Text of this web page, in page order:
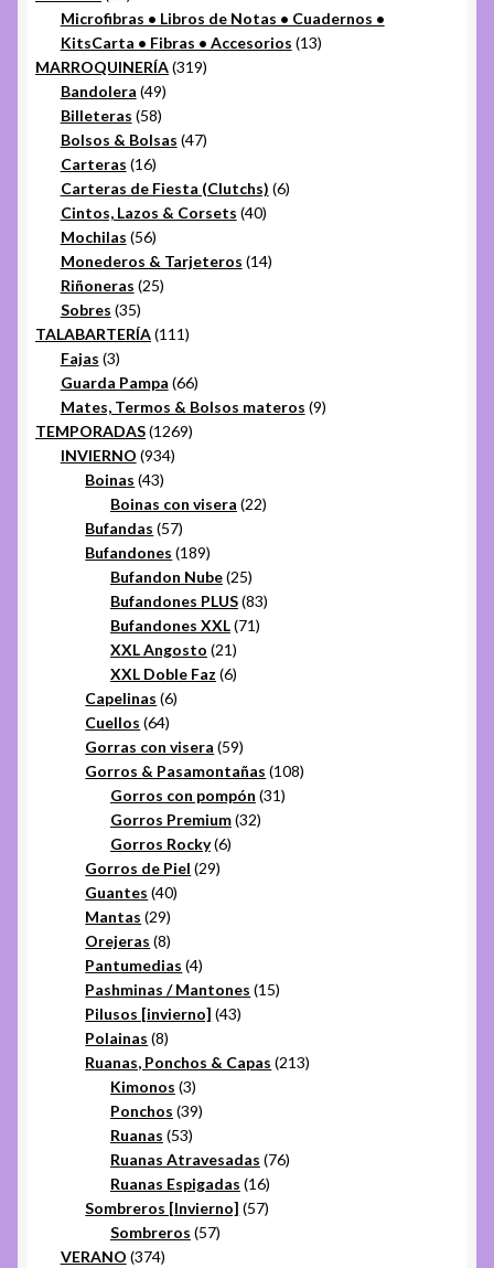
productos
Microfibras • Libros de Notas • Cuadernos •
KitsCarta • Fibras • Accesorios 1313
MARROQUINERÍA 319319
Bandolera 4949
productos
Billeteras 5858
productos
Bolsos & Bolsas 4747
Carteras 1616
productos
Carteras de Fiesta (Clutchs) 66
Cintos, Lazos & Corsets 4040
Mochilas 5656
productos
Monederos & Tarjeteros 1414
Riñoneras 2525
Sobres 3535
productos
TALABARTERÍA 111111
Fajas 33
productos
Guarda Pampa 6666
productos
Mates, Termos & Bolsos materos 99
TEMPORADAS 12691269
INVIERNO 934934
Boinas 4343
productos
Boinas con visera 2222
Bufandas 5757
productos
Bufandones 189189
productos
Bufandon Nube 2525
productos
Bufandones PLUS 8383
Bufandones XXL 7171
XXL Angosto 2121
productos
XXL Doble Faz 66
Capelinas 66
Cuellos 6464
productos
Gorras con visera 5959
productos
Gorros & Pasamontañas 108108
Gorros con pompón 3131
Gorros Premium 3232
Gorros Rocky 66
Gorros de Piel 2929
Guantes 4040
Mantas 2929
productos
Orejeras 88
productos
Pantumedias 44
productos
Pashminas / Mantones 1515
Pilusos [invierno] 4343
Polainas 88
productos
Ruanas, Ponchos & Capas 213213
Kimonos 33
productos
Ponchos 3939
Ruanas 5353
productos
Ruanas Atravesadas 7676
Ruanas Espigadas 1616
productos
Sombreros [Invierno] 5757
Sombreros 5757
VERANO 374374